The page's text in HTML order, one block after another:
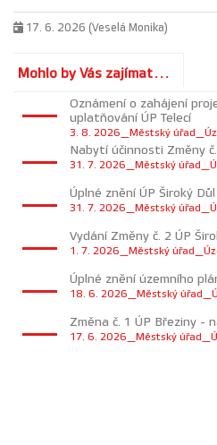
17. 6. 2026 (Veselá Monika)
Mohlo by Vás zajímat...
Oznámení o zahájení
uplatňování ÚP Telecí
3. 8. 2026_Městský
Nabytí účinnosti Změny
31. 7. 2026_Městský
Úplné znění ÚP Široký
31. 7. 2026_Městský
Vydání Změny č. 2 ÚP
1. 7. 2026_Městský
Úplné znění územního
18. 6. 2026_Městský
Změna č. 1 ÚP Březiny -
17. 6. 2026_Městský